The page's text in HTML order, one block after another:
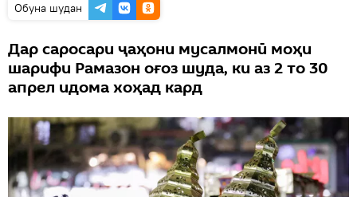
Обуна шудан
Дар саросари ҷаҳони мусалмонӣ моҳи
шарифи Рамазон оғоз шуда, ки аз 2 то 30
апрел идома хоҳад кард